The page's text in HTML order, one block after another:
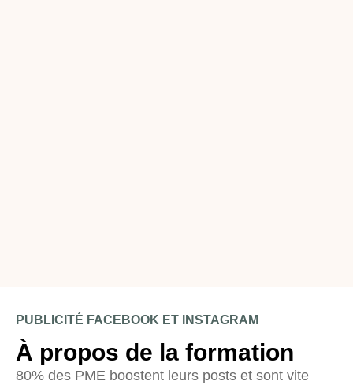
PUBLICITÉ FACEBOOK ET INSTAGRAM
À propos de la formation
80% des PME boostent leurs posts et sont vite